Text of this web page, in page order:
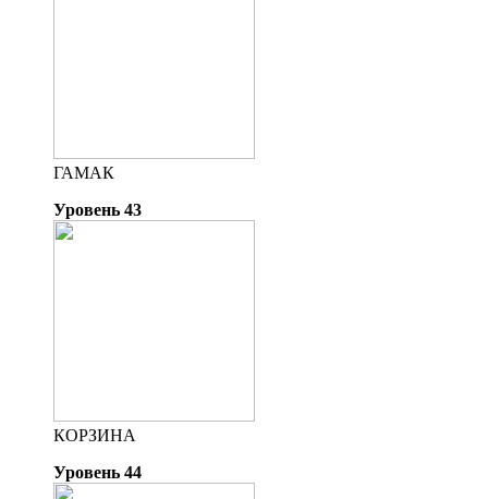
ГАМАК
Уровень 43
КОРЗИНА
Уровень 44